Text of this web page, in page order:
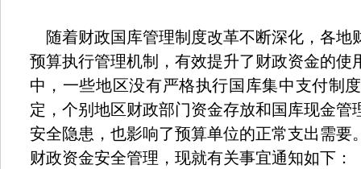
随着财政国库管理制度改革不断深化，各地
预算执行管理机制，有效提升了财政资金的使
中，一些地区没有严格执行国库集中支付制
定，个别地区财政部门资金存放和国库现金管
安全隐患，也影响了预算单位的正常支出需要
财政资金安全管理，现就有关事宜通知如下：